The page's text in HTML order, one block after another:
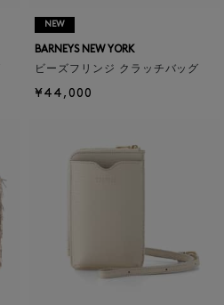
NEW
BARNEYS NEW YORK
ビーズフリンジ クラッチバッグ
¥44,000